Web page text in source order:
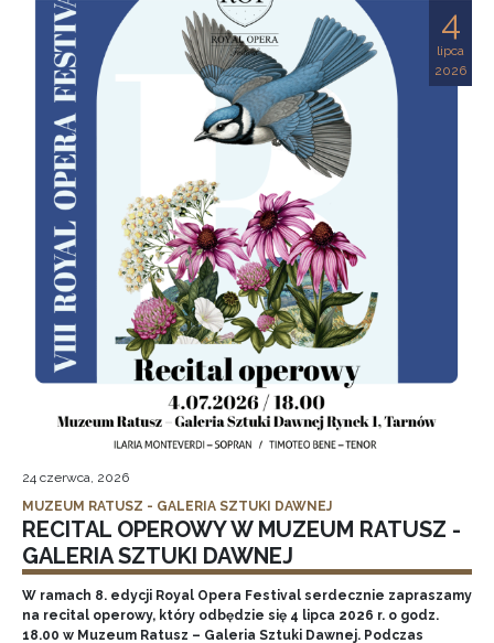
4
lipca
2026
24 czerwca, 2026
MUZEUM RATUSZ - GALERIA SZTUKI DAWNEJ
RECITAL OPEROWY W MUZEUM RATUSZ -
GALERIA SZTUKI DAWNEJ
W ramach 8. edycji Royal Opera Festival serdecznie zapraszamy
na recital operowy, który odbędzie się 4 lipca 2026 r. o godz.
18.00 w Muzeum Ratusz – Galeria Sztuki Dawnej. Podczas